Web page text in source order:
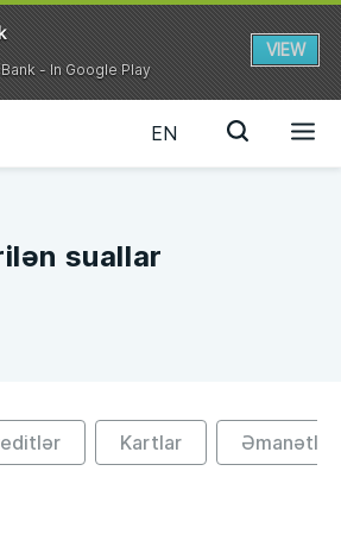
EN
suallar
Kartlar Əmanətlər
Bank - In Google Play
VIEW